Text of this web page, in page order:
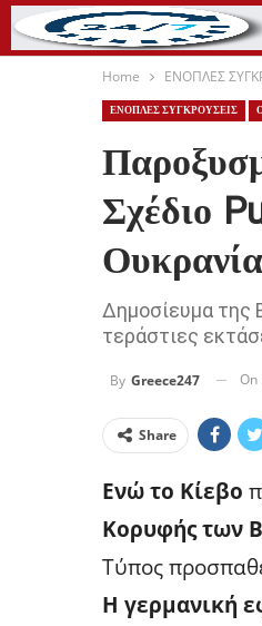
Home ΕΝΟΠΛΕΣ
ΕΝΟΠΛΕΣ ΣΥΓΚΡΟΥΣΕΙΣ
Σχέδιο
Δημοσίευμα της
τεράστιες
By Greece247 On
Share
Ενώ το Κίεβο
Κορυφής των
Τύπος
Η γερμανική